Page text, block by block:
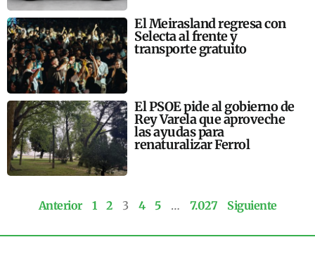
El Meirasland regresa con
Selecta al frente y
transporte gratuito
El PSOE pide al gobierno de
Rey Varela que aproveche
las ayudas para
renaturalizar Ferrol
Anterior 1 2 3 4 5 … 7.027 Siguiente